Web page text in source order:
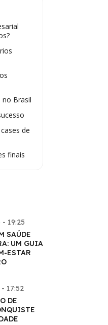
no Brasil
de
finais
19:25
SAÚDE
UM GUIA
ESTAR
17:52
DE